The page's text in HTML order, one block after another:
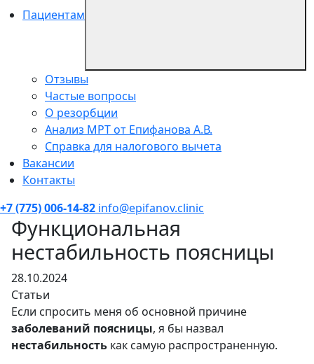
Пациентам
Отзывы
Частые вопросы
О резорбции
Анализ МРТ от Епифанова А.В.
Справка для налогового вычета
Вакансии
Контакты
+7 (775) 006-14-82 info@epifanov.clinic
Функциональная
нестабильность поясницы
28.10.2024
Статьи
Если спросить меня об основной причине
заболеваний поясницы, я бы назвал
нестабильность как самую распространенную.